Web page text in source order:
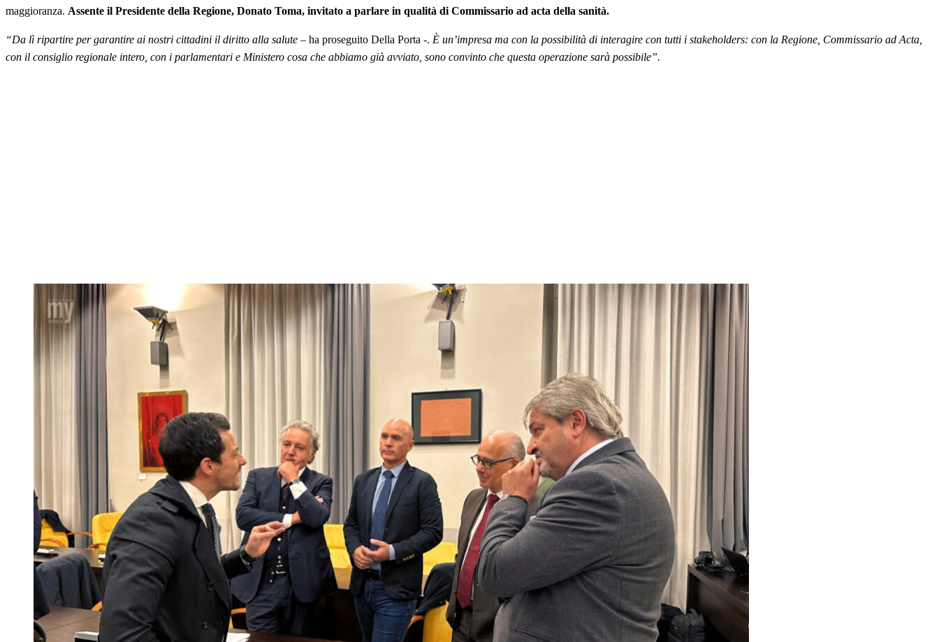
maggioranza. Assente il Presidente della Regione, Donato Toma, invitato a parlare in qualità di Commissario ad acta della sanità.
“Da lì ripartire per garantire ai nostri cittadini il diritto alla salute – ha proseguito Della Porta -. È un’impresa ma con la possibilità di interagire con tutti i stakeholders: con la Regione, Commissario ad Acta,
con il consiglio regionale intero, con i parlamentari e Ministero cosa che abbiamo già avviato, sono convinto che questa operazione sarà possibile”.